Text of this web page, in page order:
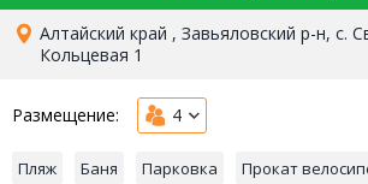
Алтайский край , Завьяловский р-н, с.
Кольцевая 1
Размещение: 4
Пляж Баня Парковка Прокат